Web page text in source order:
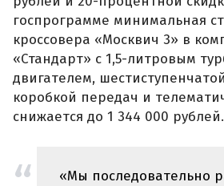
госпрограмме минимальная
кроссовера «Москвич 3» в
«Стандарт» с 1,5-литровым
двигателем,
коробкой передач и
снижается до 1 344 000 рублей.
«Мы последовательно